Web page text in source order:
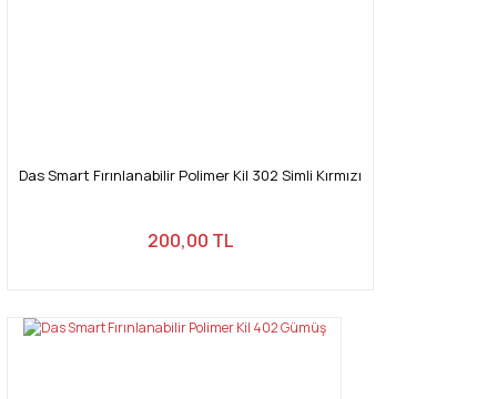
Das Smart Fırınlanabilir Polimer Kil 302 Simli Kırmızı
200,00 TL